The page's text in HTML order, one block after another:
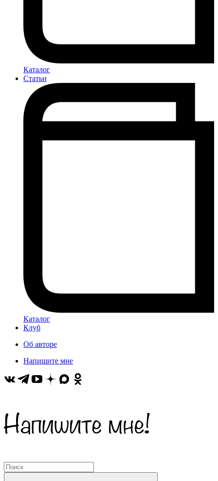
Каталог
Статьи
Каталог
Клуб
Об авторе
Напишите мне